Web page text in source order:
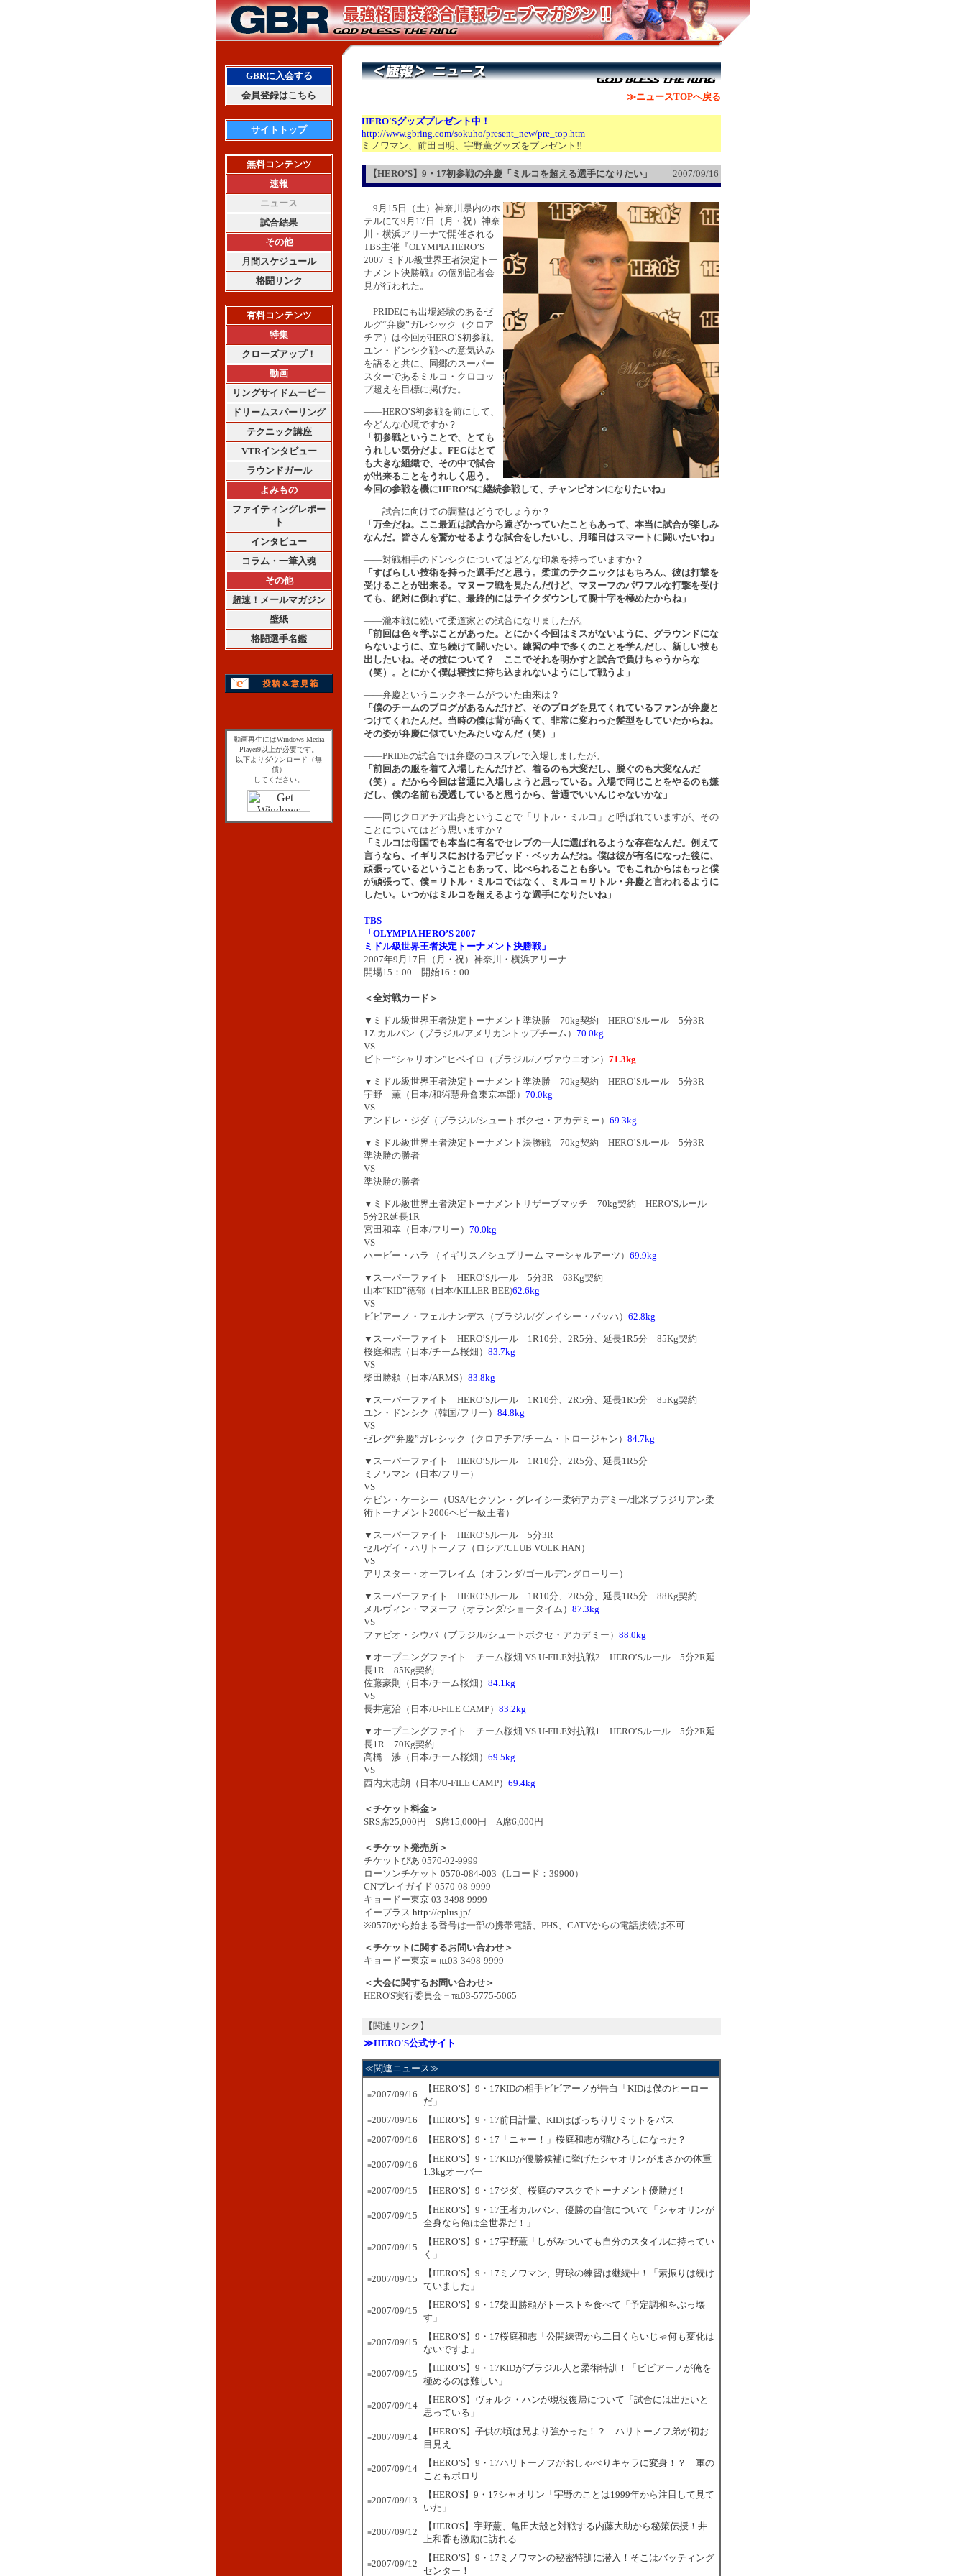
GBRに入会する
会員登録はこちら
サイトトップ
無料コンテンツ
速報
ニュース
試合結果
その他
月間スケジュール
格闘リンク
有料コンテンツ
特集
クローズアップ！
動画
リングサイドムービー
ドリームスパーリング
テクニック講座
VTRインタビュー
ラウンドガール
よみもの
ファイティングレポー
ト
インタビュー
コラム・一筆入魂
その他
超速！メールマガジン
壁紙
格闘選手名鑑
動画再生にはWindows Media
Player9以上が必要です。
以下よりダウンロード（無
償）
してください。
≫ニュースTOPへ戻る
HERO'Sグッズプレゼント中！
http://www.gbring.com/sokuho/present_new/pre_top.htm
ミノワマン、前田日明、宇野薫グッズをプレゼント!!
【HERO’S】9・17初参戦の弁慶「ミルコを超える選手になりたい」 2007/09/16
9月15日（土）神奈川県内のホ
テルにて9月17日（月・祝）神奈
川・横浜アリーナで開催される
TBS主催『OLYMPIA HERO’S
2007 ミドル級世界王者決定トー
ナメント決勝戦』の個別記者会
見が行われた。
PRIDEにも出場経験のあるゼ
ルグ“弁慶”ガレシック（クロア
チア）は今回がHERO’S初参戦。
ユン・ドンシク戦への意気込み
を語ると共に、同郷のスーパー
スターであるミルコ・クロコッ
プ超えを目標に掲げた。
――HERO’S初参戦を前にして、
今どんな心境ですか？
「初参戦ということで、とても
うれしい気分だよ。FEGはとて
も大きな組織で、その中で試合
が出来ることをうれしく思う。
今回の参戦を機にHERO’Sに継続参戦して、チャンピオンになりたいね」
――試合に向けての調整はどうでしょうか？
「万全だね。ここ最近は試合から遠ざかっていたこともあって、本当に試合が楽しみ
なんだ。皆さんを驚かせるような試合をしたいし、月曜日はスマートに闘いたいね」
――対戦相手のドンシクについてはどんな印象を持っていますか？
「すばらしい技術を持った選手だと思う。柔道のテクニックはもちろん、彼は打撃を
受けることが出来る。マヌーフ戦を見たんだけど、マヌーフのパワフルな打撃を受け
ても、絶対に倒れずに、最終的にはテイクダウンして腕十字を極めたからね」
――瀧本戦に続いて柔道家との試合になりましたが。
「前回は色々学ぶことがあった。とにかく今回はミスがないように、グラウンドにな
らないように、立ち続けて闘いたい。練習の中で多くのことを学んだし、新しい技も
出したいね。その技について？ ここでそれを明かすと試合で負けちゃうからな
（笑）。とにかく僕は寝技に持ち込まれないようにして戦うよ」
――弁慶というニックネームがついた由来は？
「僕のチームのブログがあるんだけど、そのブログを見てくれているファンが弁慶と
つけてくれたんだ。当時の僕は背が高くて、非常に変わった髪型をしていたからね。
その姿が弁慶に似ていたみたいなんだ（笑）」
――PRIDEの試合では弁慶のコスプレで入場しましたが。
「前回あの服を着て入場したんだけど、着るのも大変だし、脱ぐのも大変なんだ
（笑）。だから今回は普通に入場しようと思っている。入場で同じことをやるのも嫌
だし、僕の名前も浸透していると思うから、普通でいいんじゃないかな」
――同じクロアチア出身ということで「リトル・ミルコ」と呼ばれていますが、その
ことについてはどう思いますか？
「ミルコは母国でも本当に有名でセレブの一人に選ばれるような存在なんだ。例えて
言うなら、イギリスにおけるデビッド・ベッカムだね。僕は彼が有名になった後に、
頑張っているということもあって、比べられることも多い。でもこれからはもっと僕
が頑張って、僕＝リトル・ミルコではなく、ミルコ＝リトル・弁慶と言われるように
したい。いつかはミルコを超えるような選手になりたいね」
TBS
「OLYMPIA HERO’S 2007
ミドル級世界王者決定トーナメント決勝戦」
2007年9月17日（月・祝）神奈川・横浜アリーナ
開場15：00 開始16：00
＜全対戦カード＞
▼ミドル級世界王者決定トーナメント準決勝 70kg契約 HERO’Sルール 5分3R
J.Z.カルバン（ブラジル/アメリカントップチーム） 70.0kg
VS
ビトー“シャリオン”ヒベイロ（ブラジル/ノヴァウニオン） 71.3kg
▼ミドル級世界王者決定トーナメント準決勝 70kg契約 HERO’Sルール 5分3R
宇野 薫（日本/和術慧舟會東京本部） 70.0kg
VS
アンドレ・ジダ（ブラジル/シュートボクセ・アカデミー） 69.3kg
▼ミドル級世界王者決定トーナメント決勝戦 70kg契約 HERO’Sルール 5分3R
準決勝の勝者
VS
準決勝の勝者
▼ミドル級世界王者決定トーナメントリザーブマッチ 70kg契約 HERO’Sルール
5分2R延長1R
宮田和幸（日本/フリー） 70.0kg
VS
ハービー・ハラ （イギリス／シュプリーム マーシャルアーツ） 69.9kg
▼スーパーファイト HERO’Sルール 5分3R 63Kg契約
山本“KID”徳郁（日本/KILLER BEE)62.6kg
VS
ビビアーノ・フェルナンデス（ブラジル/グレイシー・バッハ） 62.8kg
▼スーパーファイト HERO’Sルール 1R10分、2R5分、延長1R5分 85Kg契約
桜庭和志（日本/チーム桜畑） 83.7kg
VS
柴田勝頼（日本/ARMS） 83.8kg
▼スーパーファイト HERO’Sルール 1R10分、2R5分、延長1R5分 85Kg契約
ユン・ドンシク（韓国/フリー） 84.8kg
VS
ゼレグ“弁慶”ガレシック（クロアチア/チーム・トロージャン） 84.7kg
▼スーパーファイト HERO’Sルール 1R10分、2R5分、延長1R5分
ミノワマン（日本/フリー）
VS
ケビン・ケーシー（USA/ヒクソン・グレイシー柔術アカデミー/北米ブラジリアン柔
術トーナメント2006ヘビー級王者）
▼スーパーファイト HERO’Sルール 5分3R
セルゲイ・ハリトーノフ（ロシア/CLUB VOLK HAN）
VS
アリスター・オーフレイム（オランダ/ゴールデングローリー）
▼スーパーファイト HERO’Sルール 1R10分、2R5分、延長1R5分 88Kg契約
メルヴィン・マヌーフ（オランダ/ショータイム） 87.3kg
VS
ファビオ・シウバ（ブラジル/シュートボクセ・アカデミー） 88.0kg
▼オープニングファイト チーム桜畑 VS U-FILE対抗戦2 HERO’Sルール 5分2R延
長1R 85Kg契約
佐藤豪則（日本/チーム桜畑） 84.1kg
VS
長井憲治（日本/U-FILE CAMP） 83.2kg
▼オープニングファイト チーム桜畑 VS U-FILE対抗戦1 HERO’Sルール 5分2R延
長1R 70Kg契約
高橋 渉（日本/チーム桜畑） 69.5kg
VS
西内太志朗（日本/U-FILE CAMP） 69.4kg
＜チケット料金＞
SRS席25,000円 S席15,000円 A席6,000円
＜チケット発売所＞
チケットぴあ 0570-02-9999
ローソンチケット 0570-084-003（Lコード：39900）
CNプレイガイド 0570-08-9999
キョードー東京 03-3498-9999
イープラス http://eplus.jp/
※0570から始まる番号は一部の携帯電話、PHS、CATVからの電話接続は不可
＜チケットに関するお問い合わせ＞
キョードー東京＝℡03-3498-9999
＜大会に関するお問い合わせ＞
HERO'S実行委員会＝℡03-5775-5065
【関連リンク】
≫HERO'S公式サイト
≪関連ニュース≫
■2007/09/16
【HERO’S】9・17KIDの相手ビビアーノが告白「KIDは僕のヒーロー
だ」
■2007/09/16 【HERO’S】9・17前日計量、KIDはばっちりリミットをパス
■2007/09/16 【HERO’S】9・17「ニャー！」桜庭和志が猫ひろしになった？
■2007/09/16
【HERO’S】9・17KIDが優勝候補に挙げたシャオリンがまさかの体重
1.3kgオーバー
■2007/09/15 【HERO’S】9・17ジダ、桜庭のマスクでトーナメント優勝だ！
■2007/09/15
【HERO’S】9・17王者カルバン、優勝の自信について「シャオリンが
全身なら俺は全世界だ！」
■2007/09/15
【HERO’S】9・17宇野薫「しがみついても自分のスタイルに持ってい
く」
■2007/09/15
【HERO’S】9・17ミノワマン、野球の練習は継続中！「素振りは続け
ていました」
■2007/09/15
【HERO’S】9・17柴田勝頼がトーストを食べて「予定調和をぶっ壊
す」
■2007/09/15
【HERO’S】9・17桜庭和志「公開練習から二日くらいじゃ何も変化は
ないですよ」
■2007/09/15
【HERO’S】9・17KIDがブラジル人と柔術特訓！「ビビアーノが俺を
極めるのは難しい」
■2007/09/14
【HERO’S】ヴォルク・ハンが現役復帰について「試合には出たいと
思っている」
■2007/09/14
【HERO’S】子供の頃は兄より強かった！？ ハリトーノフ弟が初お
目見え
■2007/09/14
【HERO’S】9・17ハリトーノフがおしゃべりキャラに変身！？ 軍の
こともポロリ
■2007/09/13
【HERO'S】9・17シャオリン「宇野のことは1999年から注目して見て
いた」
■2007/09/12
【HERO'S】宇野薫、亀田大殻と対戦する内藤大助から秘策伝授！井
上和香も激励に訪れる
■2007/09/12
【HERO’S】9・17ミノワマンの秘密特訓に潜入！そこはバッティング
センター！